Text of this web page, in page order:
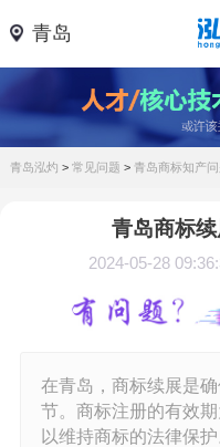
青岛
青岛泓灼 > 常见问题 > 青岛商标知产问
青岛商标
2024-05-28
在青岛，商标续展是
节。商标注册的有效
以维持商标的法律保